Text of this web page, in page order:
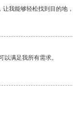
我能够轻松找到目的地
以满足我所有需求。